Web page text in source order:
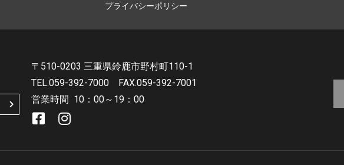
プライバシーポリシー
〒510-0203 三重県鈴鹿市野村町110-1
TEL.059-392-7000
FAX.059-392-7001
営業時間 10：00～19：00